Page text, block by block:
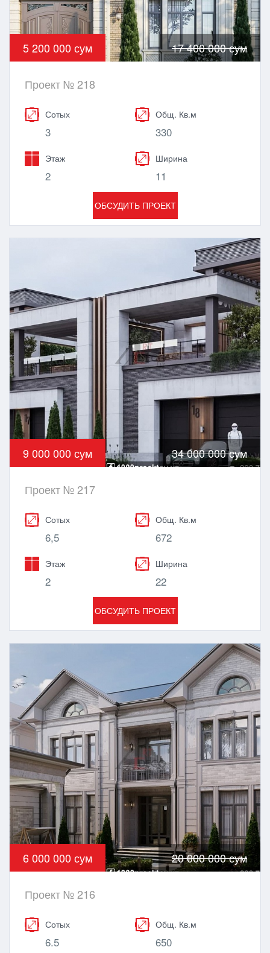
5 200 000 сум 17 400 000 сум
Проект № 218
Сотых
3
Общ. Кв.м
330
Этаж
2
Ширина
11
ОБСУДИТЬ ПРОЕКТ
9 000 000 сум 34 000 000 сум
Проект № 217
Сотых
6,5
Общ. Кв.м
672
Этаж
2
Ширина
22
ОБСУДИТЬ ПРОЕКТ
6 000 000 сум 20 000 000 сум
Проект № 216
Сотых
6.5
Общ. Кв.м
650